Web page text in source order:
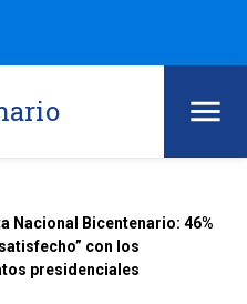
Nacional Bicentenario: 46%
con los
presidenciales